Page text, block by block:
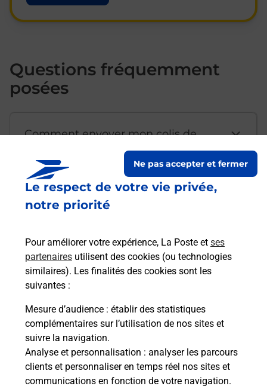
Le respect de votre vie privée,
notre priorité
Pour améliorer votre expérience, La Poste et ses
partenaires utilisent des cookies (ou technologies
similaires). Les finalités des cookies sont les
suivantes :
Mesure d’audience : établir des statistiques
complémentaires sur l’utilisation de nos sites et
suivre la navigation.
Analyse et personnalisation : analyser les parcours
clients et personnaliser en temps réel nos sites et
communications en fonction de votre navigation.
Ne pas accepter et fermer
Questions fréquemment
posées
Comment envoyer mon colis de
Est-il possible d’acheter un
emballage directement depuis un
Comment demander une
modification de livraison ?
Comment La Poste participe-t-elle
à votre sécurité au quotidien ?